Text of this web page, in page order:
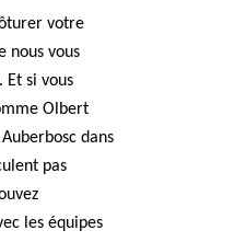
votre
nous vous
Et si vous
Olbert
dans
pas
les équipes